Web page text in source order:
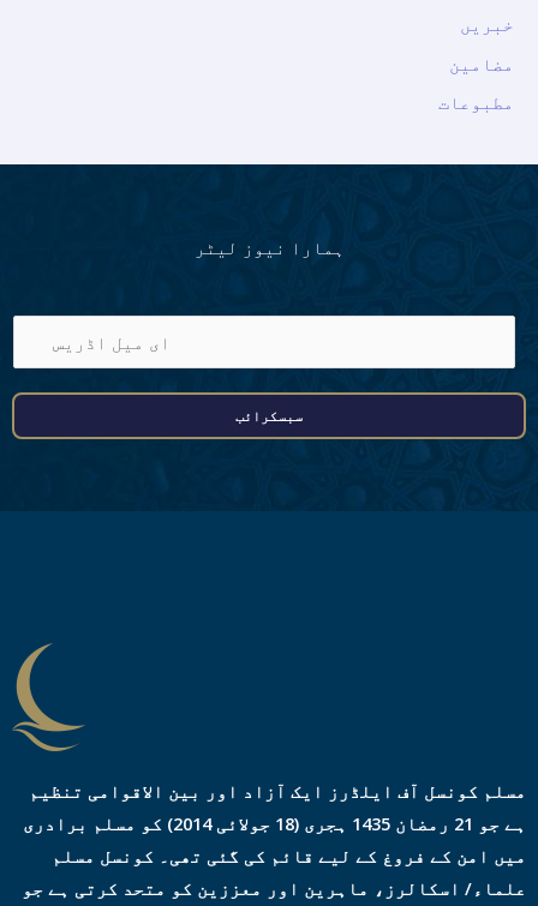
خبریں
مضامین
مطبوعات
ہمارا نیوز لیٹر
ی
م
سبسکرائب
مسلم کونسل آف ایلڈرز ایک آزاد اور بین الاقوامی تنظیم
ہے جو 21 رمضان 1435 ہجری (18 جولائی 2014) کو مسلم برادری
میں امن کے فروغ کے لیے قائم کی گئی تھی۔ کونسل مسلم
علماء/ اسکالرز، ماہرین اور معززین کو متحد کرتی ہے جو